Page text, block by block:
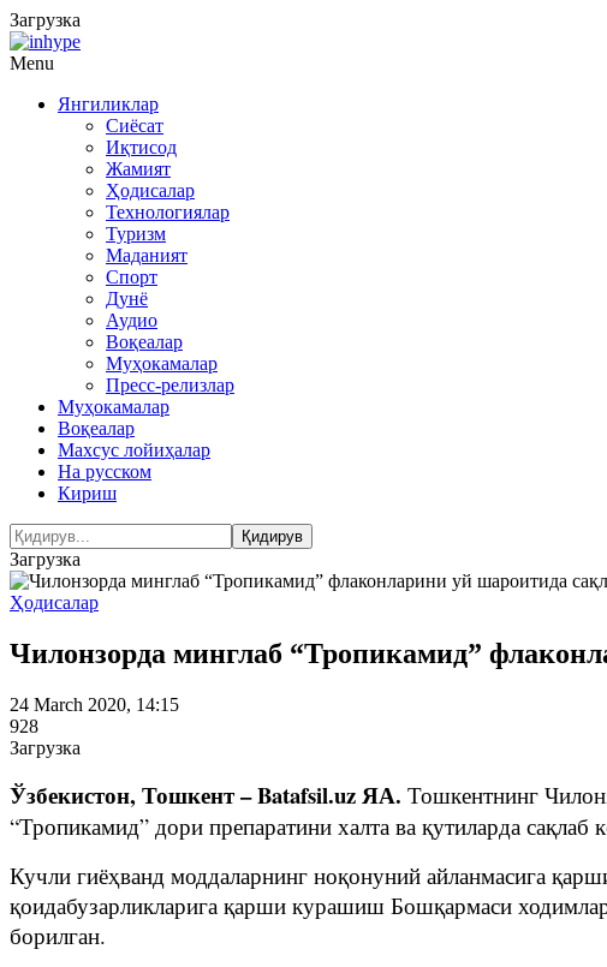
Загрузка
Menu
Янгиликлар
Сиёсат
Иқтисод
Жамият
Ҳодисалар
Технологиялар
Туризм
Маданият
Спорт
Дунё
Аудио
Воқеалар
Муҳокамалар
Пресс-релизлар
Муҳокамалар
Воқеалар
Махсус лойиҳалар
На русском
Кириш
Загрузка
Ҳодисалар
Чилонзорда минглаб “Тропикамид”
24 March 2020, 14:15
928
Загрузка
Ўзбекистон, Тошкент – Batafsil.uz ЯА. Тошкентнинг
“Тропикамид” дори препаратини халта ва қутиларда
Кучли гиёҳванд моддаларнинг ноқонуний айланмасига
қоидабузарликларига қарши курашиш Бошқармаси
борилган.